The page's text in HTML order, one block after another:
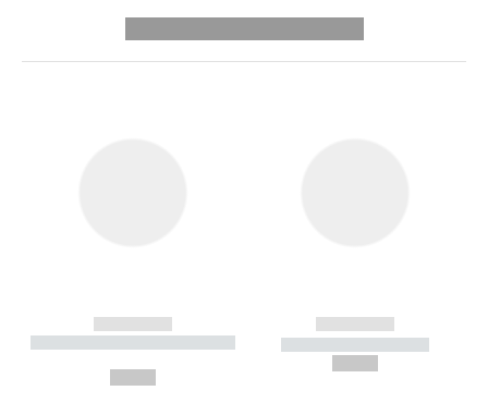
------------
----------- ----------- --------
------------
----------- -----------